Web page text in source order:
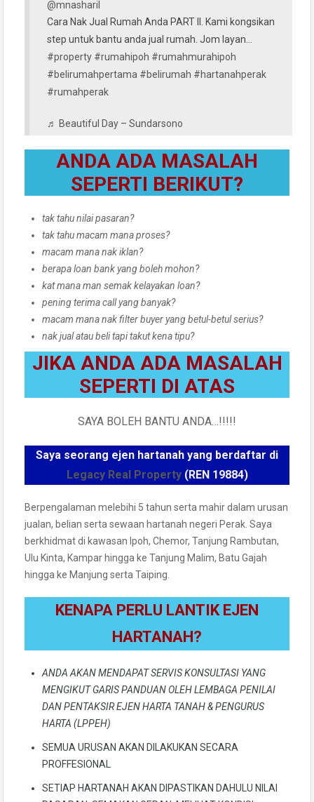
@mnasharil
Cara Nak Jual Rumah Anda PART II. Kami kongsikan
step untuk bantu anda jual rumah. Jom layan…
#property #rumahipoh #rumahmurahipoh
#belirumahpertama #belirumah #hartanahperak
#rumahperak
♬ Beautiful Day – Sundarsono
ANDA ADA MASALAH
SEPERTI BERIKUT?
tak tahu nilai pasaran?
tak tahu macam mana proses?
macam mana nak iklan?
berapa loan bank yang boleh mohon?
kat mana man semak kelayakan loan?
pening terima call yang banyak?
macam mana nak filter buyer yang betul-betul serius?
nak jual atau beli tapi takut kena tipu?
JIKA ANDA ADA MASALAH
SEPERTI DI ATAS
SAYA BOLEH BANTU ANDA…!!!!!
Saya seorang ejen hartanah yang berdaftar di
Legacy Real Property(REN 19884)
Berpengalaman melebihi 5 tahun serta mahir dalam urusan
jualan, belian serta sewaan hartanah negeri Perak. Saya
berkhidmat di kawasan Ipoh, Chemor, Tanjung Rambutan,
Ulu Kinta, Kampar hingga ke Tanjung Malim, Batu Gajah
hingga ke Manjung serta Taiping.
KENAPA PERLU LANTIK EJEN
HARTANAH?
ANDA AKAN MENDAPAT SERVIS KONSULTASI YANG
MENGIKUT GARIS PANDUAN OLEH LEMBAGA PENILAI
DAN PENTAKSIR EJEN HARTA TANAH & PENGURUS
HARTA (LPPEH)
SEMUA URUSAN AKAN DILAKUKAN SECARA
PROFFESIONAL
SETIAP HARTANAH AKAN DIPASTIKAN DAHULU NILAI